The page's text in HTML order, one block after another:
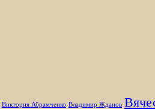
Виктория Абрамченко Владимир Жданов